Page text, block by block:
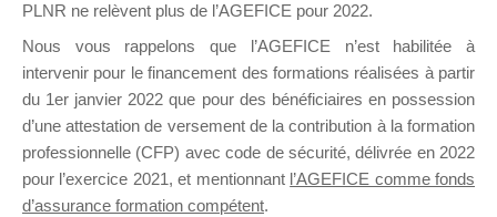
Ce groupe est destiné aux Organismes de
Formation qui souhaitent répondre à l’Appel à
Propositions Mallette du Dirigeant.
PLNR ne relèvent plus de l’AGEFICE pour 2022.
Nous vous rappelons que l’AGEFICE n’est habilitée à
intervenir pour le financement des formations réalisées à partir
du 1er janvier 2022 que pour des bénéficiaires en possession
d’une attestation de versement de la contribution à la formation
professionnelle (CFP) avec code de sécurité, délivrée en 2022
pour l’exercice 2021, et mentionnant l’AGEFICE comme fonds
d’assurance formation compétent.